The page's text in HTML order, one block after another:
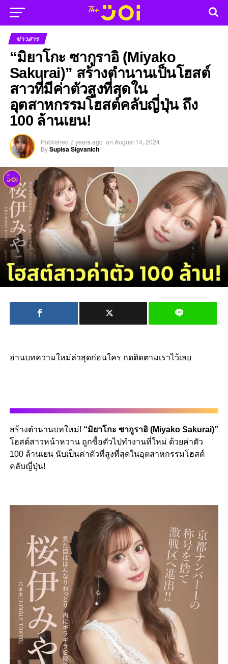
ข่าวสาร
“มิยาโกะ ซากูราอิ (Miyako
Sakurai)” สร้างตำนานเป็นโฮสต์
สาวที่มีค่าตัวสูงที่สุดใน
อุตสาหกรรมโฮสต์คลับญี่ปุ่น ถึง
100 ล้านเยน!
Published 2 years ago on August 14, 2024
BySupisa Sigvanich
อ่านบทความใหม่ล่าสุดก่อนใคร กดติดตามเราไว้เลย:
สร้างตำนานบทใหม่! “มิยาโกะ ซากูราอิ (Miyako Sakurai)”
โฮสต์สาวหน้าหวาน ถูกซื้อตัวไปทำงานที่ใหม่ ด้วยค่าตัว
100 ล้านเยน นับเป็นค่าตัวที่สูงที่สุดในอุตสาหกรรมโฮสต์
คลับญี่ปุ่น!